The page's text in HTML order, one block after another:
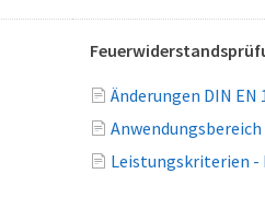
Änderungen DIN EN
Anwendungsbereich
Leistungskriterien -